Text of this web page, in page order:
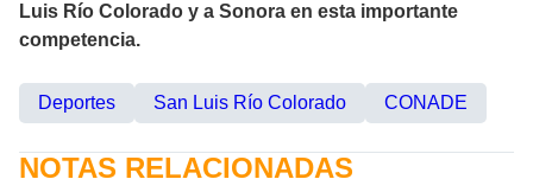
Luis Río Colorado y a Sonora en esta importante
competencia.
Deportes San Luis Río Colorado CONADE
NOTAS RELACIONADAS